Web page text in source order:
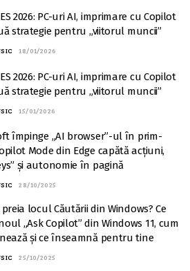
2026: PC-uri AI, imprimare cu Copilot
strategie pentru „viitorul muncii”
18/01/2026
2026: PC-uri AI, imprimare cu Copilot
strategie pentru „viitorul muncii”
15/01/2026
împinge „AI browser”-ul în prim-
Mode din Edge capătă acțiuni,
și autonomie în pagină
28/10/2025
locul Căutării din Windows? Ce
„Ask Copilot” din Windows 11, cum
și ce înseamnă pentru tine
25/10/2025